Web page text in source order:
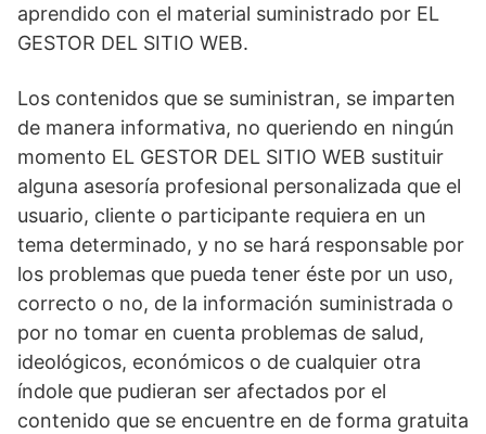
aprendido con el material suministrado por EL
GESTOR DEL SITIO WEB.
Los contenidos que se suministran, se imparten
de manera informativa, no queriendo en ningún
momento EL GESTOR DEL SITIO WEB sustituir
alguna asesoría profesional personalizada que el
usuario, cliente o participante requiera en un
tema determinado, y no se hará responsable por
los problemas que pueda tener éste por un uso,
correcto o no, de la información suministrada o
por no tomar en cuenta problemas de salud,
ideológicos, económicos o de cualquier otra
índole que pudieran ser afectados por el
contenido que se encuentre en de forma gratuita